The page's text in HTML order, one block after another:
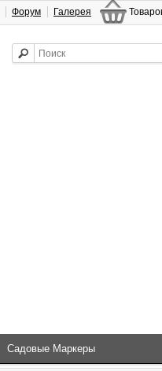
Форум Галерея
Садовые Маркеры